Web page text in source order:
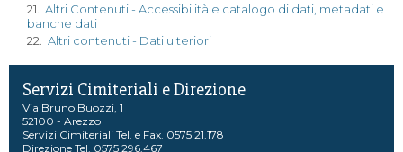
21. Altri Contenuti - Accessibilità e catalogo di dati, metadati e
banche dati
22. Altri contenuti - Dati ulteriori
Servizi Cimiteriali e Direzione
Via Bruno Buozzi, 1
52100 - Arezzo
Servizi Cimiteriali Tel. e Fax. 0575 21.178
Direzione Tel. 0575 296.467